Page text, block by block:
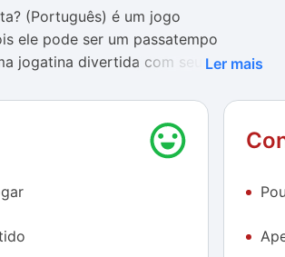
(Português) é um jogo
ele pode ser um passatempo
jogatina divertida com seus amigos.
questões sobre história, esportes,
de perguntas é pequeno e elas
Ler mais